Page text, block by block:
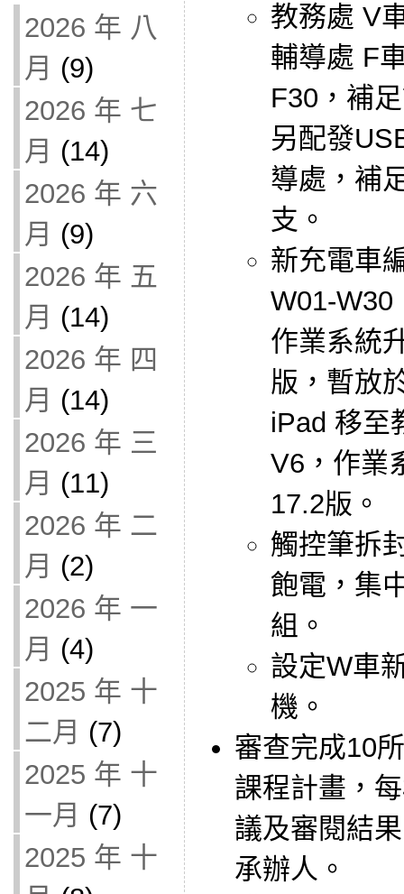
2026 年 八
月 (9)
2026 年 七
月 (14)
2026 年 六
月 (9)
2026 年 五
月 (14)
2026 年 四
月 (14)
2026 年 三
月 (11)
2026 年 二
月 (2)
2026 年 一
月 (4)
2025 年 十
二月 (7)
2025 年 十
一月 (7)
2025 年 十
教務處 V
輔導處 F
F30，補
另配發
導處，補
支。
新充電車
W01-W30
作業系統
版，暫放
iPad 移至
V6，作業
17.2版。
觸控筆拆
飽電，集
組。
設定W車
機。
審查完成10
課程計畫，
議及審閱結
承辦人。